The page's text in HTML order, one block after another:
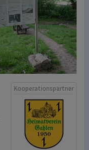
Kooperationspartner